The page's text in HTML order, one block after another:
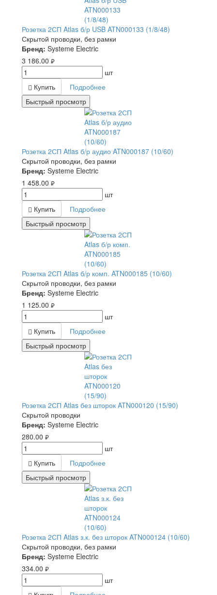
Розетка 2СП Atlas б/р USB ATN000133 (1/8/48)
Скрытой проводки, без рамки
Бренд: Systeme Electric
3 186.00 руб.
шт
Купить
Подробнее
Быстрый просмотр
Розетка 2СП Atlas б/р аудио ATN000187 (10/60)
Скрытой проводки, без рамки
Бренд: Systeme Electric
1 458.00 руб.
шт
Купить
Подробнее
Быстрый просмотр
Розетка 2СП Atlas б/р комп. ATN000185 (10/60)
Скрытой проводки, без рамки
Бренд: Systeme Electric
1 125.00 руб.
шт
Купить
Подробнее
Быстрый просмотр
Розетка 2СП Atlas без шторок ATN000120 (15/90)
Скрытой проводки
Бренд: Systeme Electric
280.00 руб.
шт
Купить
Подробнее
Быстрый просмотр
Розетка 2СП Atlas з.к. без шторок ATN000124 (10/60)
Скрытой проводки, без рамки
Бренд: Systeme Electric
334.00 руб.
шт